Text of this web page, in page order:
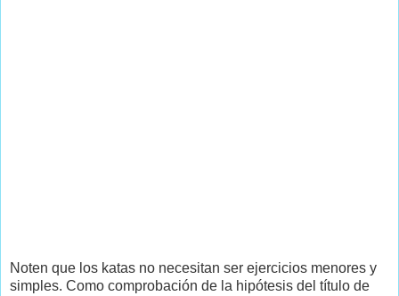
Noten que los katas no necesitan ser ejercicios menores y
simples. Como comprobación de la hipótesis del título de